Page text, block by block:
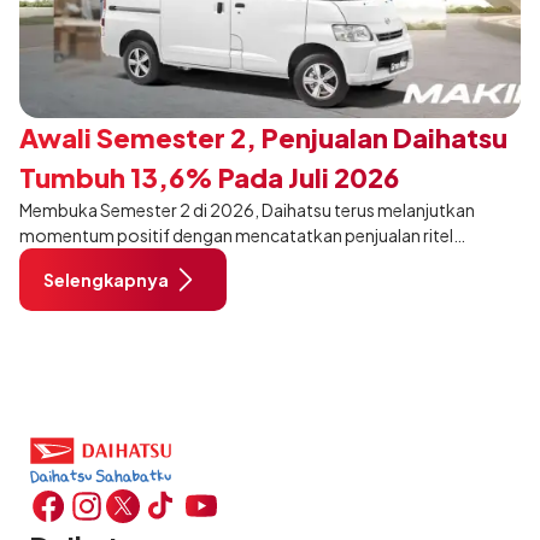
Awali Semester 2, Penjualan Daihatsu
Tumbuh 13,6% Pada Juli 2026
Membuka Semester 2 di 2026, Daihatsu terus melanjutkan
momentum positif dengan mencatatkan penjualan ritel
sebanyak 12.750 unit pada Juli 2026. Capaian tersebut tumbuh
13,6% dibandingkan periode yang sama tahun lalu sebanyak
11.220 unit, dan tetap stabil dibandingkan bulan Juni 2026 lalu.
Selengkapnya